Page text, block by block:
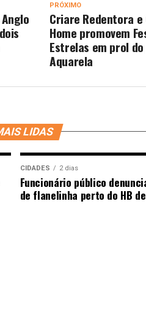
PRÓXIMO
Criare Redentora
Home promovem
Estrelas em prol
Aquarela
LIDAS
CIDADES 2 dias
Funcionário público
de flanelinha perto do HB